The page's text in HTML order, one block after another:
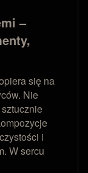
–
się na
Nie
i
W sercu